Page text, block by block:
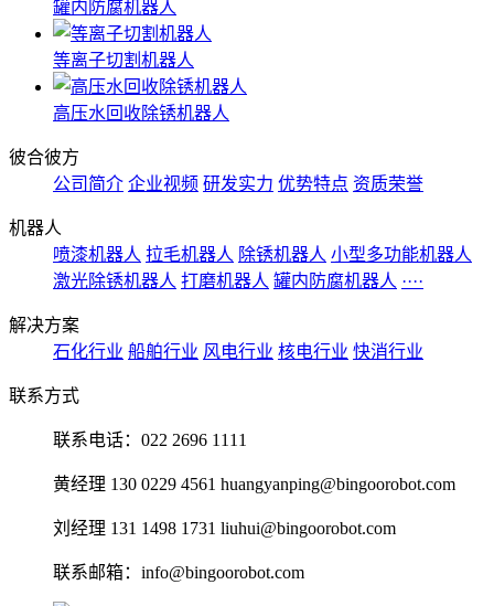
罐内防腐机器人
等离子切割机器人
高压水回收除锈机器人
彼合彼方
公司简介 企业视频 研发实力 优势特点 资质荣誉
机器人
喷漆机器人 拉毛机器人 除锈机器人 小型多功能机器人
激光除锈机器人 打磨机器人 罐内防腐机器人 ····
解决方案
石化行业 船舶行业 风电行业 核电行业 快消行业
联系方式
联系电话：022 2696 1111
黄经理 130 0229 4561 huangyanping@bingoorobot.com
刘经理 131 1498 1731 liuhui@bingoorobot.com
联系邮箱：info@bingoorobot.com